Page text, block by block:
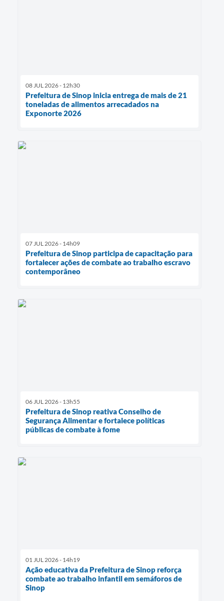
08 JUL 2026 - 12h30
Prefeitura de Sinop inicia entrega de mais de 21
toneladas de alimentos arrecadados na
Exponorte 2026
07 JUL 2026 - 14h09
Prefeitura de Sinop participa de capacitação para
fortalecer ações de combate ao trabalho escravo
contemporâneo
06 JUL 2026 - 13h55
Prefeitura de Sinop reativa Conselho de
Segurança Alimentar e fortalece políticas
públicas de combate à fome
01 JUL 2026 - 14h19
Ação educativa da Prefeitura de Sinop reforça
combate ao trabalho infantil em semáforos de
Sinop